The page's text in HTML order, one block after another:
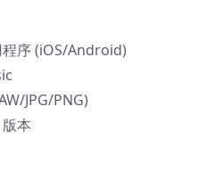
序 (iOS/Android)
JPG/PNG)
本